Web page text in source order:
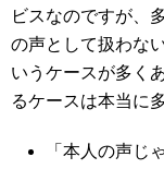
ビスなのですが、
の声として扱わな
いうケースが多く
るケースは本当に
「本人の声じ